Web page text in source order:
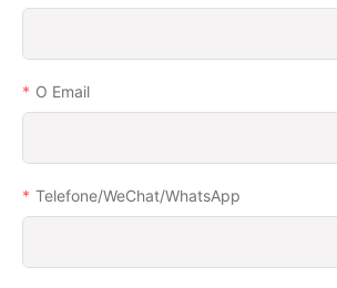
O Email
Telefone/WeChat/WhatsApp